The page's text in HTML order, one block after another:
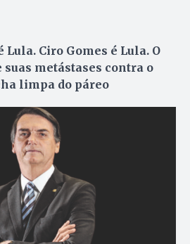
Lula. Ciro Gomes é Lula. O
suas metástases contra o
limpa do páreo